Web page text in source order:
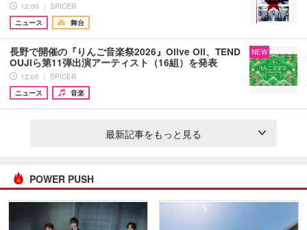
12:00 ｜ SPICER
ニュース
舞台
長野で開催の『りんご音楽祭2026』Olive Oil、TEND
OUJIら第11弾出演アーティスト（16組）を発表
12:00 ｜ SPICER
ニュース
音楽
NEW
最新記事をもっと見る
POWER PUSH